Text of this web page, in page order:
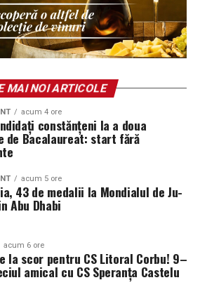
MAI NOI ARTICOLE
acum 4 ore
constănțeni la a doua
de Bacalaureat: start fără
acum 5 ore
43 de medalii la Mondialul de Ju-
Abu Dhabi
acum 6 ore
la scor pentru CS Litoral Corbu! 9–
amical cu CS Speranța Castelu